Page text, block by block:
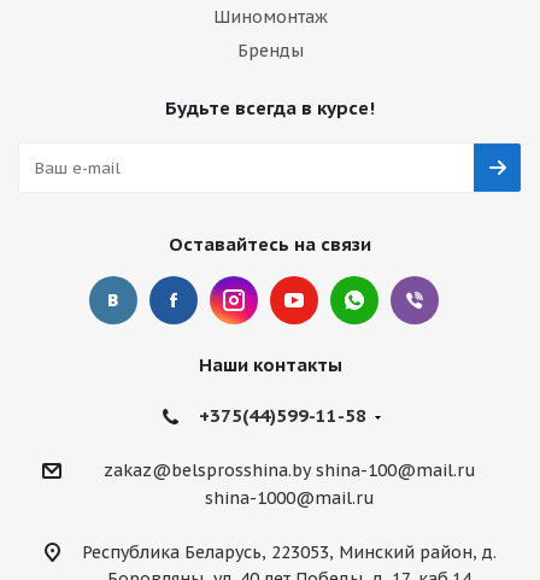
Шиномонтаж
Бренды
Будьте всегда в курсе!
Оставайтесь на связи
Наши контакты
+375(44)599-11-58
zakaz@belsprosshina.by shina-100@mail.ru
shina-1000@mail.ru
Республика Беларусь, 223053, Минский район, д.